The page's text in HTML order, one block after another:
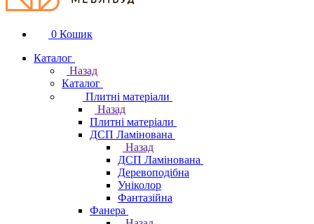
0 Кошик
Каталог
Назад
Каталог
Плитні матеріали
Назад
Плитні матеріали
ДСП Ламінована
Назад
ДСП Ламінована
Деревоподібна
Уніколор
Фантазійна
Фанера